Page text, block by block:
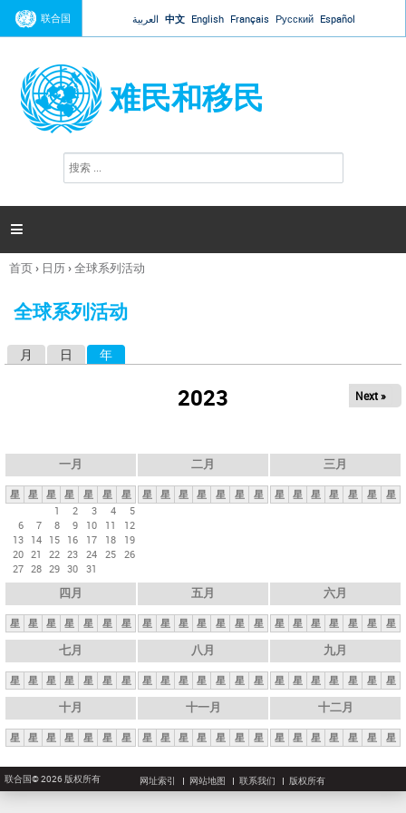
Jump to navigation
联合国 العربية 中文 English Français Русский Español
难民和移民
搜
索

你
这
首页› 日历›全球系列活动
全球系列活动
月 日 年
2023 Next »
一月
星 星 星 星 星 星
星
1
2 3 4
5
6
7 8 9 10 11
12
13 14 15 16 17 18
19
20 21 22 23 24 25 26
27 28 29 30 31
二月
星 星 星 星 星 星 星
三月
星 星 星 星 星 星 星
四月
星 星 星 星 星 星 星
五月
星 星 星 星 星 星 星
六月
星 星 星 星 星 星 星
七月
星 星 星 星 星 星 星
八月
星 星 星 星 星 星 星
九月
星 星 星 星 星 星 星
十月
星 星 星 星 星 星 星
十一月
星 星 星 星 星 星 星
十二月
星 星 星 星 星 星 星
联合国© 2026 版权所有 网址索引 网站地图 联系我们 版权所有